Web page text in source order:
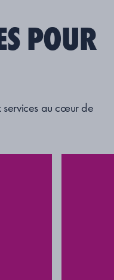
POUR
au cœurde